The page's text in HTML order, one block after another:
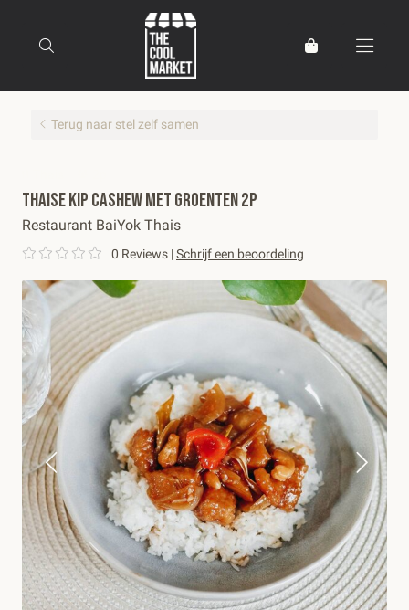
Terug naar stel zelf samen
Thaise Kip cashew met groenten 2p
Restaurant BaiYok Thais
0 Reviews |Schrijf een beoordeling